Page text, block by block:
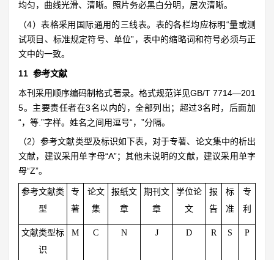
均匀，曲线光滑、清晰。照片务必黑白分明，层次清晰。
（4）表格采用国际通用的三线表。表的各栏均应标明“量或测
试项目、标准规定符号、单位”，表中的缩略词和符号必须与正
文中的一致。
11 参考文献
本刊采用顺序编码制格式著录。格式规范详见GB/T 7714—201
5。主要责任者在3名以内的，全部列出；超过3名时，后面加
“，等.”字样。姓名之间用逗号“，”分隔。
（2）参考文献类型及标识如下表，对于专著、论文集中的析出
文献，建议采用单字母“A”；其他未说明的文献，建议采用单字
母“Z”。
参考文献类
型
专
著
论文
集
报纸文
章
期刊文
章
学位论
文
报
告
标
准
专
利
文献类型标
识
M C N J D R S P